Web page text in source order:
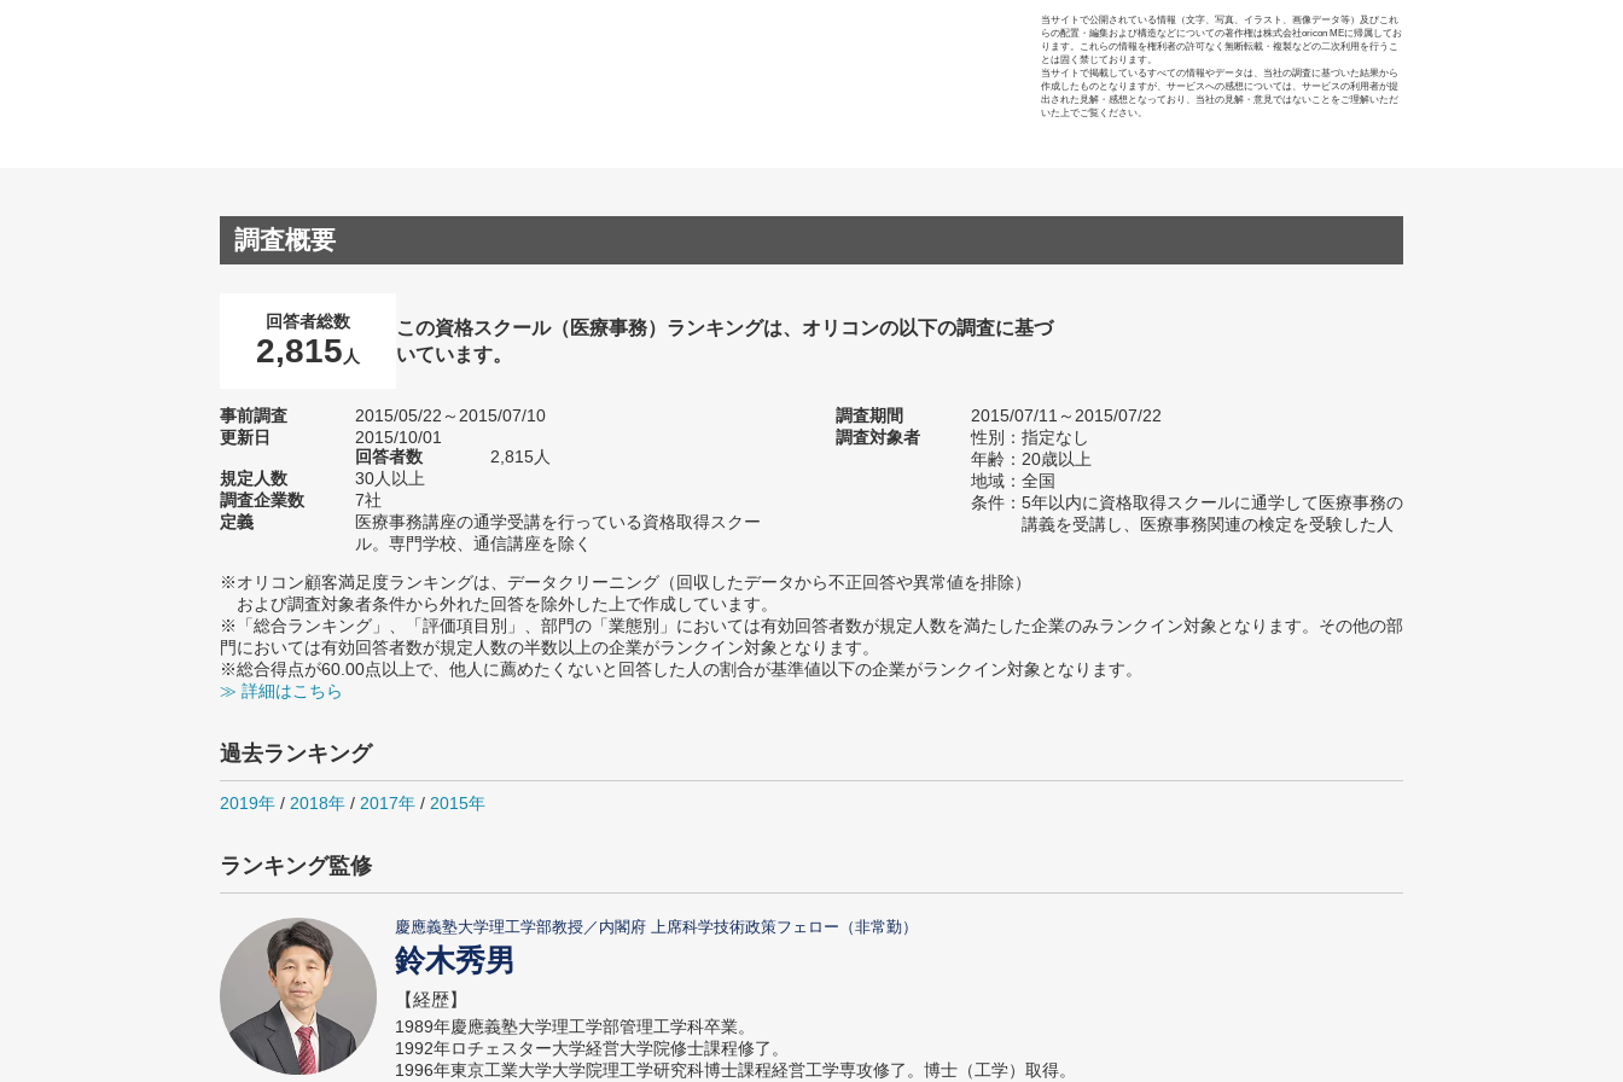
当サイトで公開されている情報（文字、写真、イラスト、画像データ等）及びこれ
らの配置・編集および構造などについての著作権は株式会社oricon MEに帰属してお
ります。これらの情報を権利者の許可なく無断転載・複製などの二次利用を行うこ
とは固く禁じております。
当サイトで掲載しているすべての情報やデータは、当社の調査に基づいた結果から
作成したものとなりますが、サービスへの感想については、サービスの利用者が提
出された見解・感想となっており、当社の見解・意見ではないことをご理解いただ
いた上でご覧ください。
調査概要
回答者総数
2,815 人
この資格スクール（医療事務）ランキングは、オリコンの以下の調査に基づ
いています。
事前調査
2015/05/22～2015/07/10
更新日
2015/10/01
回答者数
2,815人
規定人数
30人以上
調査企業数
7社
定義
医療事務講座の通学受講を行っている資格取得スクー
ル。専門学校、通信講座を除く
調査期間
2015/07/11～2015/07/22
調査対象者
性別：指定なし
年齢：20歳以上
地域：全国
条件：5年以内に資格取得スクールに通学して医療事務の
講義を受講し、医療事務関連の検定を受験した人
※オリコン顧客満足度ランキングは、データクリーニング（回収したデータから不正回答や異常値を排除）
および調査対象者条件から外れた回答を除外した上で作成しています。
※「総合ランキング」、「評価項目別」、部門の「業態別」においては有効回答者数が規定人数を満たした企業のみランクイン対象となります。その他の部
門においては有効回答者数が規定人数の半数以上の企業がランクイン対象となります。
※総合得点が60.00点以上で、他人に薦めたくないと回答した人の割合が基準値以下の企業がランクイン対象となります。
≫ 詳細はこちら
過去ランキング
2019年 / 2018年 / 2017年 / 2015年
ランキング監修
慶應義塾大学理工学部教授／内閣府 上席科学技術政策フェロー（非常勤）
鈴木秀男
【経歴】
1989年慶應義塾大学理工学部管理工学科卒業。
1992年ロチェスター大学経営大学院修士課程修了。
1996年東京工業大学大学院理工学研究科博士課程経営工学専攻修了。博士（工学）取得。